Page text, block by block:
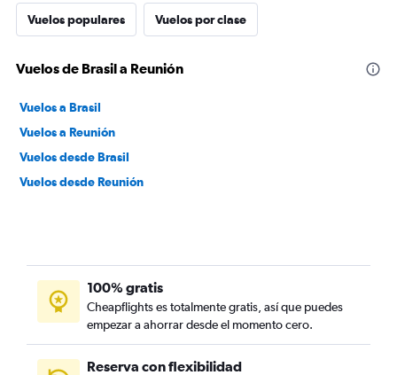
Vuelos populares Vuelos por clase
Vuelos de Brasil a Reunión
Vuelos a Brasil
Vuelos a Reunión
Vuelos desde Brasil
Vuelos desde Reunión
100% gratis
Cheapflights es totalmente gratis, así que puedes
empezar a ahorrar desde el momento cero.
Reserva con flexibilidad